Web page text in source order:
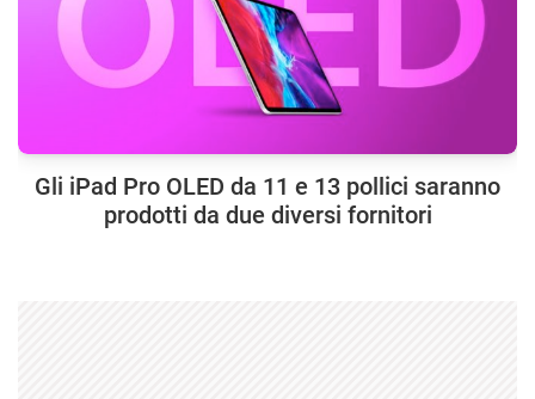
Gli iPad Pro OLED da 11 e 13 pollici saranno
prodotti da due diversi fornitori